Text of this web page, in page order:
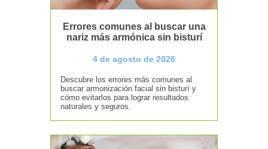
Errores comunes al buscar una
nariz más armónica sin bisturí
4 de agosto de 2026
Descubre los errores más comunes al
buscar armonización facial sin bisturí y
cómo evitarlos para lograr resultados
naturales y seguros.